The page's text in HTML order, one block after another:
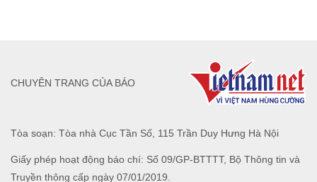
Tòa soạn: Tòa nhà Cục Tần Số, 115 Trần Duy Hưng Hà Nội
Giấy phép hoạt động báo chí: Số 09/GP-BTTTT, Bộ Thông tin và
Truyền thông cấp ngày 07/01/2019.
CHUYÊN TRANG CỦA BÁO